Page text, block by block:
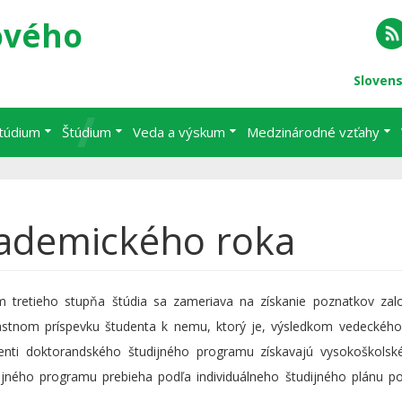
Štúdium Veda a výskum Medzinárodné vzťahy
roka
stupňa štúdia sa zameriava na získanie poznatkov
príspevku študenta k nemu, ktorý je, výsledkom
doktorandského študijného programu získavajú
programu prebieha podľa individuálneho študijného plánu